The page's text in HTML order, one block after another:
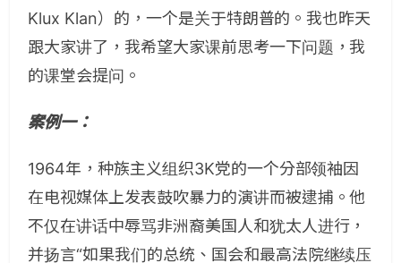
Klux Klan）的，一个是关于特朗普的。我也昨天
跟大家讲了，我希望大家课前思考一下问题，我
的课堂会提问。
案例一：
1964年，种族主义组织3K党的一个分部领袖因
在电视媒体上发表鼓吹暴力的演讲而被逮捕。他
不仅在讲话中辱骂非洲裔美国人和犹太人进行，
并扬言“如果我们的总统、国会和最高法院继续压